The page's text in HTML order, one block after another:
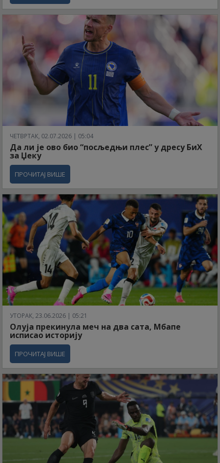
ЧЕТВРТАК, 02.07.2026 | 05:04
Да ли је ово био “посљедњи плес” у дресу БиХ
за Џеку
ПРОЧИТАЈ ВИШЕ
УТОРАК, 23.06.2026 | 05:21
Олуја прекинула меч на два сата, Мбапе
исписао историју
ПРОЧИТАЈ ВИШЕ